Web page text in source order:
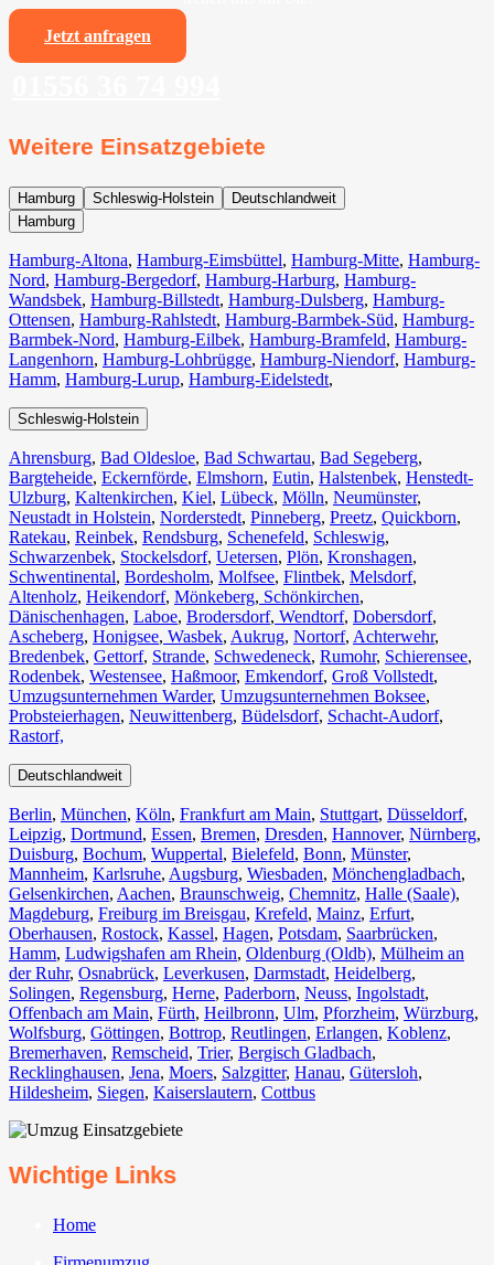
Jetzt anfragen
Weitere Einsatzgebiete
Hamburg Schleswig-Holstein
Deutschlandweit
Hamburg
Hamburg-Altona, Hamburg-Eimsbüttel, Hamburg-Mitte, Hamburg-
Nord, Hamburg-Bergedorf, Hamburg-Harburg, Hamburg-
Wandsbek, Hamburg-Billstedt, Hamburg-Dulsberg, Hamburg-
Ottensen, Hamburg-Rahlstedt, Hamburg-Barmbek-Süd, Hamburg-
Barmbek-Nord, Hamburg-Eilbek, Hamburg-Bramfeld, Hamburg-
Langenhorn, Hamburg-Lohbrügge, Hamburg-Niendorf, Hamburg-
Hamm, Hamburg-Lurup, Hamburg-Eidelstedt,
Schleswig-Holstein
Ahrensburg, Bad Oldesloe, Bad Schwartau, Bad Segeberg,
Bargteheide, Eckernförde, Elmshorn, Eutin, Halstenbek, Henstedt-
Ulzburg, Kaltenkirchen, Kiel, Lübeck, Mölln, Neumünster,
Neustadt in Holstein, Norderstedt, Pinneberg, Preetz, Quickborn,
Ratekau, Reinbek, Rendsburg, Schenefeld, Schleswig,
Schwarzenbek, Stockelsdorf, Uetersen, Plön, Kronshagen,
Schwentinental, Bordesholm, Molfsee, Flintbek, Melsdorf,
Altenholz, Heikendorf, Mönkeberg, Schönkirchen,
Dänischenhagen, Laboe, Brodersdorf, Wendtorf, Dobersdorf,
Ascheberg, Honigsee, Wasbek, Aukrug, Nortorf, Achterwehr,
Bredenbek, Gettorf, Strande, Schwedeneck, Rumohr, Schierensee,
Rodenbek, Westensee, Haßmoor, Emkendorf, Groß Vollstedt,
Umzugsunternehmen Warder, Umzugsunternehmen Boksee,
Probsteierhagen, Neuwittenberg, Büdelsdorf, Schacht-Audorf,
Rastorf,
Deutschlandweit
Berlin⁠, München, Köln⁠, Frankfurt am Main, Stuttgart, Düsseldorf,
Leipzig, Dortmund, Essen, Bremen, Dresden, Hannover, Nürnberg,
Duisburg⁠, Bochum, Wuppertal⁠, Bielefeld⁠, Bonn⁠, Münster⁠,
Mannheim, Karlsruhe, Augsburg, Wiesbaden⁠, Mönchengladbach⁠,
Gelsenkirchen⁠, Aachen⁠, Braunschweig, Chemnitz⁠, Halle (Saale)⁠,
Magdeburg, Freiburg im Breisgau⁠, Krefeld⁠, Mainz⁠, Erfurt,
Oberhausen⁠, Rostock⁠, Kassel⁠, Hagen, Potsdam, Saarbrücken⁠,
Hamm, Ludwigshafen am Rhein⁠, Oldenburg (Oldb), Mülheim an
der Ruhr, Osnabrück⁠, Leverkusen, Darmstadt⁠, Heidelberg,
Solingen, Regensburg, Herne⁠, Paderborn, Neuss, Ingolstadt,
Offenbach am Main, Fürth⁠, Heilbronn, Ulm⁠, Pforzheim, Würzburg,
Wolfsburg⁠, Göttingen, Bottrop, Reutlingen, Erlangen⁠, Koblenz,
Bremerhaven⁠, Remscheid, Trier⁠, Bergisch Gladbach,
Recklinghausen, Jena⁠, Moers⁠, Salzgitter⁠, Hanau, Gütersloh,
Hildesheim⁠, Siegen⁠, Kaiserslautern⁠, Cottbus⁠
Wichtige Links
Home